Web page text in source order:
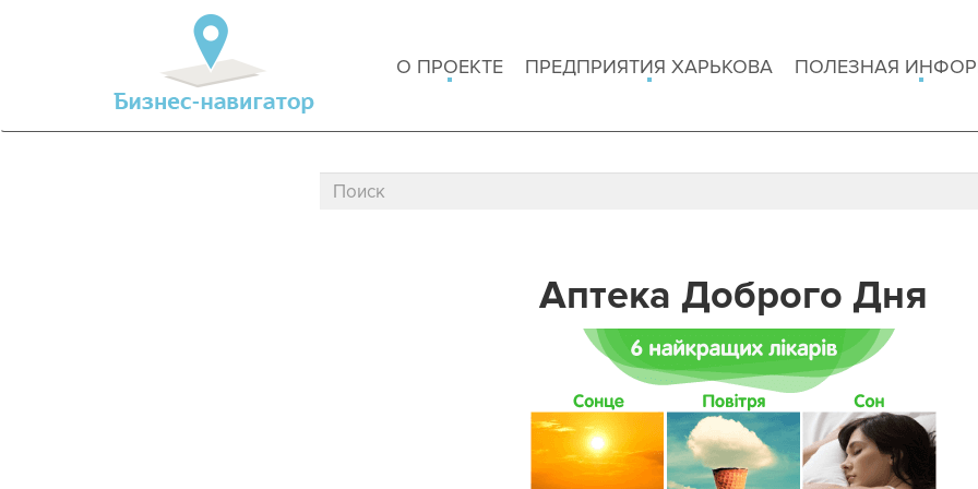
О ПРОЕКТЕ ПРЕДПРИЯТИЯ ХАРЬКОВА ПОЛЕЗНАЯ
Аптека Доброго Дня